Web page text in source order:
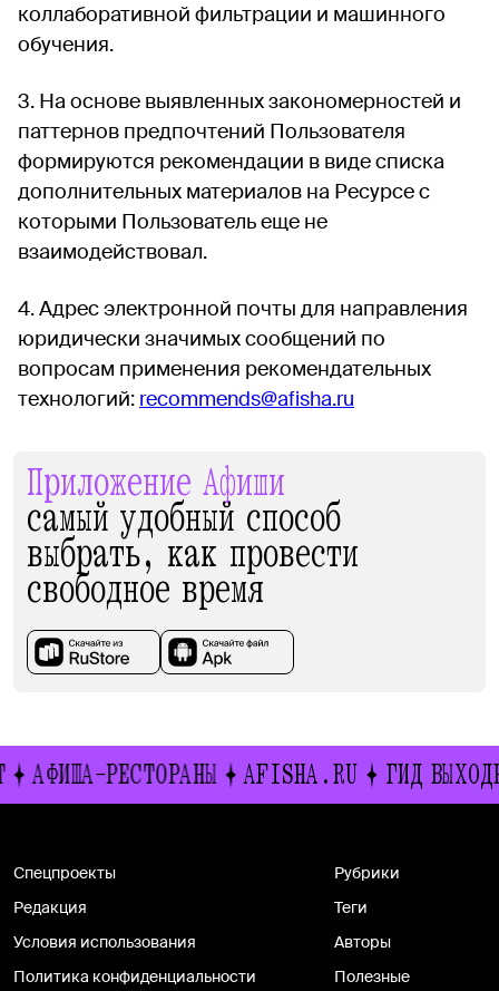
коллаборативной фильтрации и машинного
обучения.
На основе выявленных закономерностей и
паттернов предпочтений Пользователя
формируются рекомендации в виде списка
дополнительных материалов на Ресурсе с
которыми Пользователь еще не
взаимодействовал.
Адрес электронной почты для направления
юридически значимых сообщений по
вопросам применения рекомендательных
технологий: recommends@afisha.ru
Приложение Афиши
самый удобный способ
выбрать, как провести
свободное время
АФИША-РЕСТОРАНЫ AFISHA.RU ГИД
Спецпроекты
Редакция
Условия использования
Политика конфиденциальности
Рубрики
Теги
Авторы
Полезные